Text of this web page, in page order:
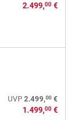
2.499,00€
UVP 2.499,00€
1.499,00€